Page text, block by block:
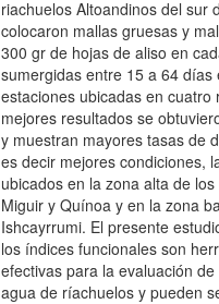
riachuelos Altoandinos del sur
colocaron mallas gruesas y
300 gr de hojas de aliso en
sumergidas entre 15 a 64 días
estaciones ubicadas en cuatro
mejores resultados se
y muestran mayores tasas de
es decir mejores condiciones,
ubicados en la zona alta de
Miguir y Quínoa y en la zona
Ishcayrrumi. El presente
los índices funcionales son
efectivas para la evaluación
agua de ríachuelos y pueden